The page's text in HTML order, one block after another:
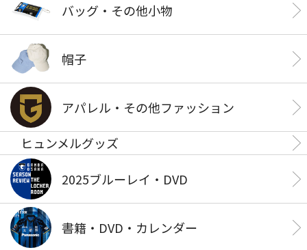
バッグ・その他小物
帽子
アパレル・その他ファッション
ヒュンメルグッズ
2025ブルーレイ・DVD
書籍・DVD・カレンダー